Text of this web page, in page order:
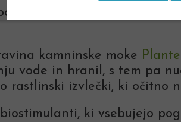
imajo samo odvračalno
kamninske moke
vode in hranil, s tem pa
rastlinski izvlečki, ki očitno
ki vsebujejo